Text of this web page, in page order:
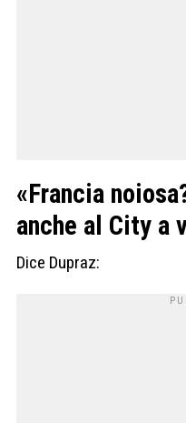
«Francia
anche al City a
Dice Dupraz: